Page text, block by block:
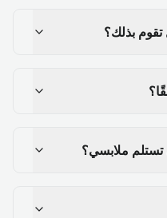
بذلك؟
تستلم ملابسي؟